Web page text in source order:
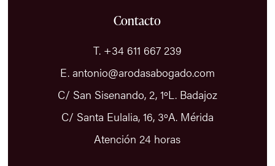
Contacto
T. +34 611 667 239
E. antonio@arodasabogado.com
C/ San Sisenando, 2, 1ºL. Badajoz
C/ Santa Eulalia, 16, 3ºA. Mérida
Atención 24 horas